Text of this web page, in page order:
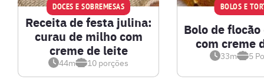
DOCES E SOBREMESAS
Receita de festa julina:
curau de milho com
creme de leite
44m 10 porções
BOLOS E
Bolo de
com creme
33m 5